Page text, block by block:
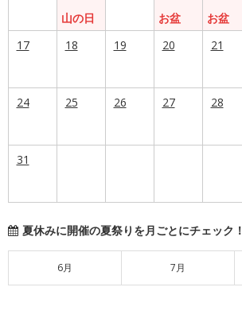
山の日
お盆
お盆
17
18 19 20 21
24 25 26 27 28
31
夏休みに開催の夏祭りを月ごとにチェック！
6月 7月